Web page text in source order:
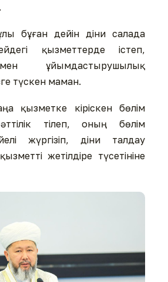
бұған дейін діни салада
қызметтерде істеп,
ұйымдастырушылық
түскен маман.
қызметке кіріскен бөлім
тілеп, оның бөлім
жүргізіп, діни талдау
жетілдіре түсетініне